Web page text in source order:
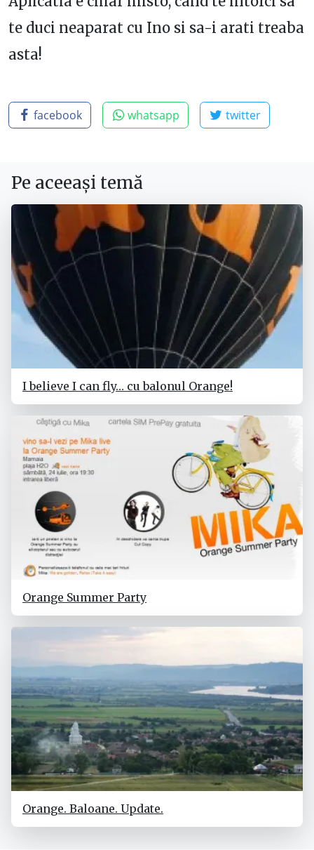
te duci neaparat cu Ino si sa-i arati treaba
asta!
facebook whatsapp twitter
Pe aceeași temă
I believe I can fly… cu balonul Orange!
Orange Summer Party
Orange. Baloane. Update.